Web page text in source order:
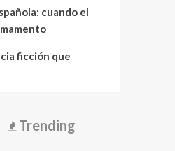
cuando el
ficción que
Trending